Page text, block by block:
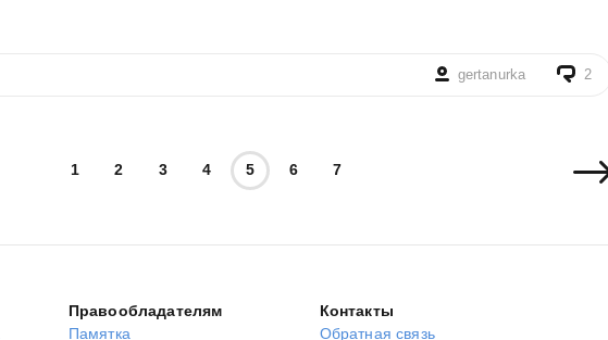
gertanurka 2
1 2 3 4 5 6 7
Правообладателям
Памятка
Контакты
Обратная связь